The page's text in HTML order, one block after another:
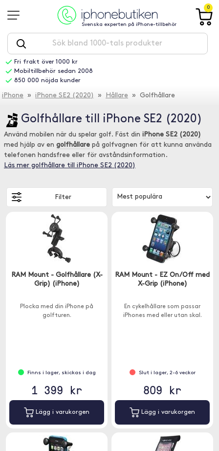
Svenska experten på iPhone-tillbehör
0
Fri frakt över 1000 kr
Mobiltillbehör sedan 2008
850 000 nöjda kunder
iPhone » iPhone SE2 (2020) » Hållare » Golfhållare
Golfhållare till iPhone SE2 (2020)
Använd mobilen när du spelar golf. Fäst din iPhone SE2 (2020)
med hjälp av en golfhållare på golfvagnen för att kunna använda
telefonen handsfree eller för avståndsinformation.
Läs mer golfhållare till iPhone SE2 (2020)
Filter
RAM Mount - Golfhållare (X-
Grip) (iPhone)
Plocka med din iPhone på
golfturen.
Finns i lager, skickas i dag
1 399 kr
Lägg i varukorgen
RAM Mount - EZ On/Off med
X-Grip (iPhone)
En cykelhållare som passar
iPhones med eller utan skal.
Slut i lager, 2-6 veckor
809 kr
Lägg i varukorgen